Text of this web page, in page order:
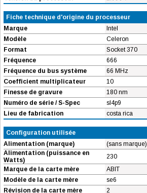
Fiche technique d'origine du processeur
Marque
Intel
Modèle
Celeron
Format
Socket 370
Fréquence
666
Fréquence du bus système
66 MHz
Coefficient multiplicateur
10
Finesse de gravure
180 nm
Numéro de série / S-Spec
sl4p9
Lieu de fabrication
costa rica
Configuration utilisée
Alimentation (marque)
(sans marque)
Alimentation (puissance en
Watts)
230
Marque de la carte mère
ABIT
Modèle de la carte mère
se6
Révision de la carte mère
2